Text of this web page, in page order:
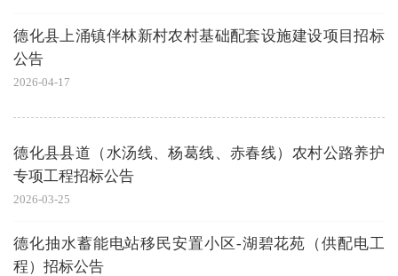
德化县上涌镇伴林新村农村基础配套设施建设项目招标
公告
2026-04-17
德化县县道（水汤线、杨葛线、赤春线）农村公路养护
专项工程招标公告
2026-03-25
德化抽水蓄能电站移民安置小区-湖碧花苑（供配电工
程）招标公告